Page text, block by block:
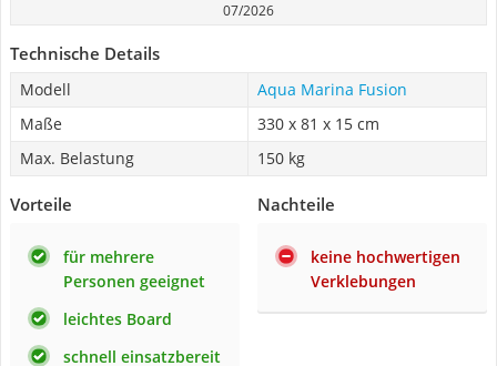
07/2026
Technische Details
Modell
Aqua Marina Fusion
Maße
330 x 81 x 15 cm
Max. Belastung
150 kg
Vorteile
für mehrere
Personen geeignet
leichtes Board
schnell einsatzbereit
Nachteile
keine hochwertigen
Verklebungen